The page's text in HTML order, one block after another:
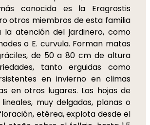
conocida es la Eragrostis
otros miembros de esta familia
la atención del jardinero, como
o E. curvula. Forman matas
de 50 a 80 cm de altura
tanto erguidas como
en invierno en climas
en otros lugares. Las hojas de
muy delgadas, planas o
etérea, explota desde el